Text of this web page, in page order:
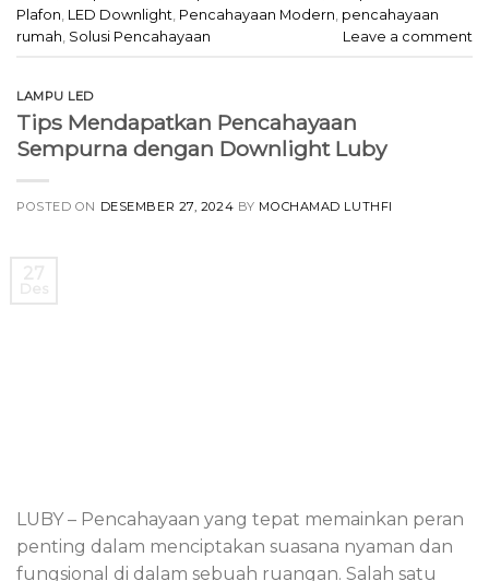
Plafon LED Downlight Pencahayaan Modern pencahayaan
rumah Solusi Pencahayaan Leave a comment
LAMPU LED
Tips Mendapatkan Pencahayaan
Sempurna dengan Downlight Luby
POSTED ON DESEMBER 27, 2024 BY MOCHAMAD LUTHFI
LUBY – Pencahayaan yang tepat memainkan peran
penting dalam menciptakan suasana nyaman dan
fungsional di dalam sebuah ruangan. Salah satu